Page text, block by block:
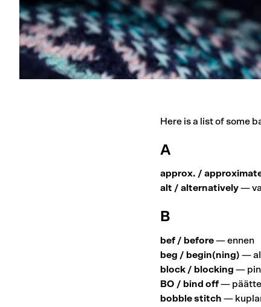
Here is a list of some
A
approx. /
alt / alternatively—
B
bef / before— ennen
beg / begin(ning) —
block / blocking —
BO / bind off—
bobble stitch —